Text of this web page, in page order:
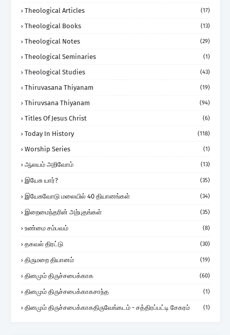
Theological Articles (17)
Theological Books (13)
Theological Notes (29)
Theological Seminaries (1)
Theological Studies (43)
Thiruvasana Thiyanam (19)
Thiruvsana Thiyanam (94)
Titles Of Jesus Christ (6)
Today In History (118)
Worship Series (1)
ஆலயம் அறிவோம் (13)
இயேசு யார்? (35)
இயேசுவோடு மலையில் 40 தியானங்கள் (34)
இறைமைந்தரின் அற்புதங்கள் (35)
உண்மை சம்பவம் (8)
தகவல் திரட்டு (30)
திருமறை தியானம் (19)
தினமும் திருச்சபைக்காக (60)
தினமும் திருச்சபைக்காகசாந்த (1)
தினமும் திருச்சபைக்காகதிருவேங்கடம் - சத்திரப்பட்டி சேகரம் (1)